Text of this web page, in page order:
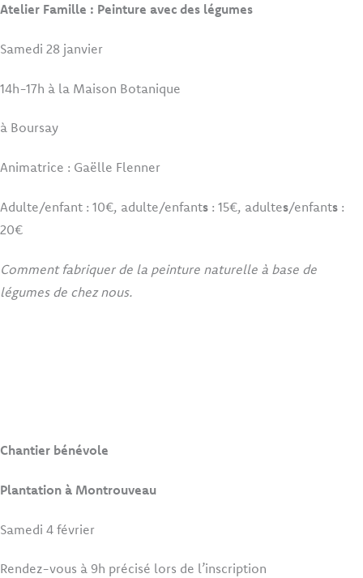
Atelier Famille : Peinture avec des légumes
Samedi 28 janvier
14h-17h à la Maison Botanique
à Boursay
Animatrice : Gaëlle Flenner
Adulte/enfant : 10€, adulte/enfants : 15€, adultes/enfants :
20€
Comment fabriquer de la peinture naturelle à base de
légumes de chez nous.
Chantier bénévole
Plantation à Montrouveau
Samedi 4 février
Rendez-vous à 9h précisé lors de l’inscription